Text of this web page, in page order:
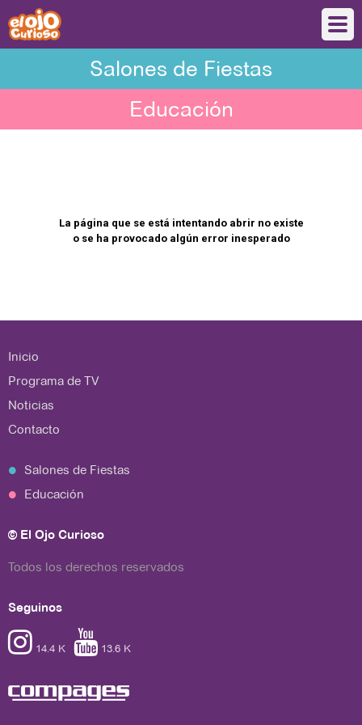
Salones de Fiestas
Educación
La página que se está intentando abrir no existe
o se ha provocado algún error inesperado
Inicio
Programa de TV
Noticias
Contacto
Salones de Fiestas
Educación
© El Ojo Curioso
Todos los derechos reservados
Seguinos
 14.4 K  13.6 K